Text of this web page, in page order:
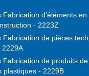
Fabrication d'éléments en
- 2223Z
Fabrication de pièces
2229A
Fabrication de produits
plastiques - 2229B